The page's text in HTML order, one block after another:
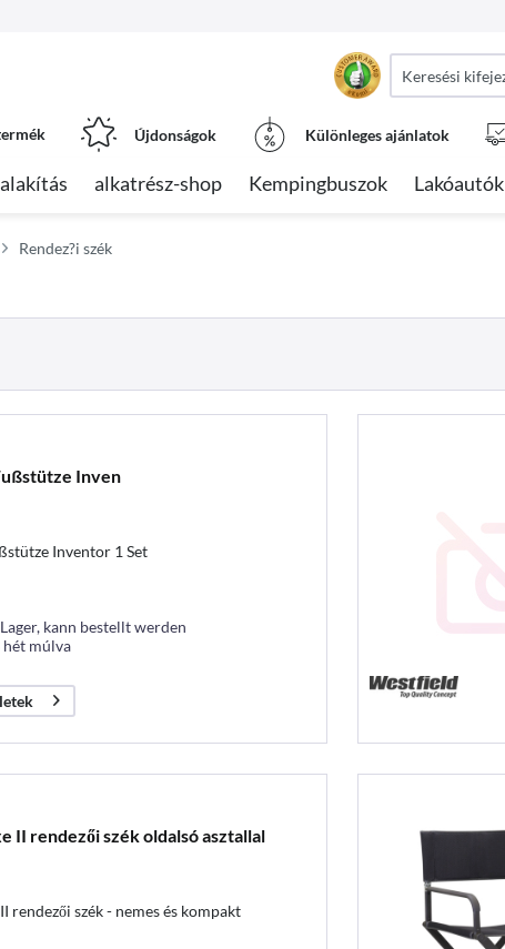
Újdonságok Különleges ajánlatok
alkatrész-shop Kempingbuszok Lakóautók
Rendez?i szék
Inven
Inventor 1 Set
kann bestellt werden
hét múlva
II rendezői szék oldalsó asztallal
rendezői szék - nemes és kompakt